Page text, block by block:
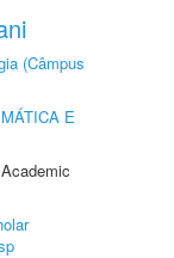
(Câmpus
E